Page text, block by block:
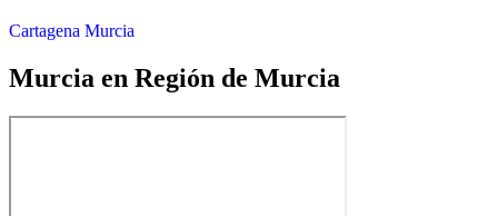
Cartagena Murcia
Murcia en Región de Murcia